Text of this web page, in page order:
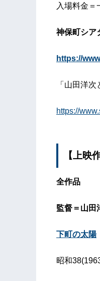
入場料金＝
神保町シ
https://
「山田洋
https://
【上映
全作品
監督＝山
下町の太陽
昭和